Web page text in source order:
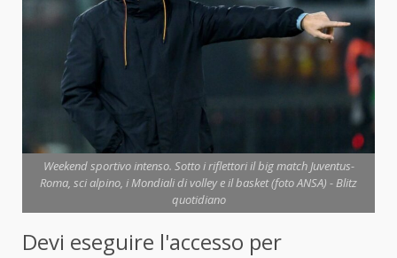
Weekend sportivo intenso. Sotto i riflettori il big match Juventus-
Roma, sci alpino, i Mondiali di volley e il basket (foto ANSA) - Blitz
quotidiano
Devi eseguire l'accesso per